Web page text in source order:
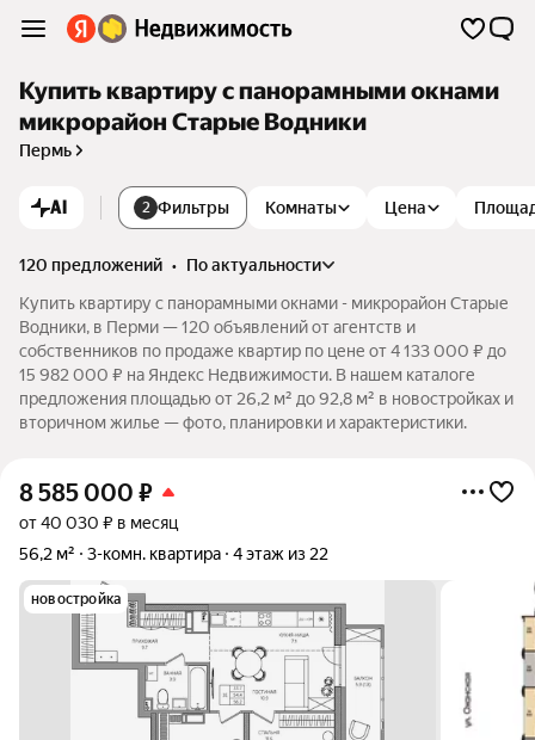
Купить квартиру с панорамными окнами
микрорайон Старые Водники
Пермь
AI 2 Фильтры Комнаты Цена
120 предложений •
по актуальности
Купить квартиру с панорамными окнами - микрорайон Старые
Водники, в Перми — 120 объявлений от агентств и
собственников по продаже квартир по цене от 4 133 000 ₽ до
15 982 000 ₽ на Яндекс Недвижимости. В нашем каталоге
предложения площадью от 26,2 м² до 92,8 м² в новостройках и
вторичном жилье — фото, планировки и характеристики.
8 585 000 ₽
от 40 030 ₽ в месяц
56,2 м²
3-комн. квартира 4 этаж из 22
новостройка